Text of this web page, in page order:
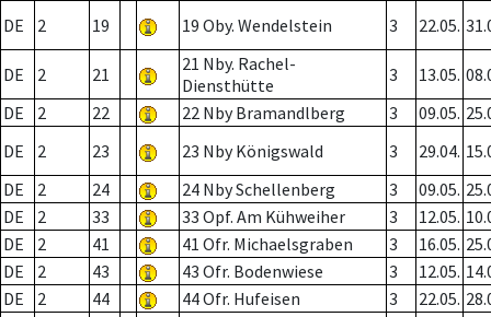
DE
2 19 19 Oby. Wendelstein 3 22.05.
DE 2 21
21 Nby. Rachel-
Diensthütte
3 13.05.
DE
2 22 22 Nby Bramandlberg 3 09.05.
DE
2 23 23 Nby Königswald 3 29.04.
DE
2 24 24 Nby Schellenberg 3 09.05.
DE
2 33 33 Opf. Am Kühweiher 3 12.05.
DE
2 41 41 Ofr. Michaelsgraben 3 16.05.
DE
2 43 43 Ofr. Bodenwiese 3 12.05.
DE
2 44 44 Ofr. Hufeisen 3 22.05.